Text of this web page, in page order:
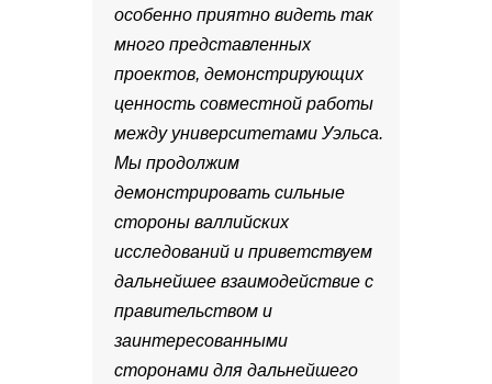
особенно приятно видеть так
много представленных
проектов, демонстрирующих
ценность совместной работы
между университетами Уэльса.
Мы продолжим
демонстрировать сильные
стороны валлийских
исследований и приветствуем
дальнейшее взаимодействие с
правительством и
заинтересованными
сторонами для дальнейшего